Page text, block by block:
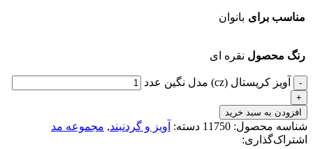
مناسب برای بانوان
رنگ محصول نقره ای
آویز کریستال (cz) مدل نگین عدد
افزودن به سبد خرید
شناسه محصول: 11750 دسته: آویز و گردنبند, مجموعه مد
اشتراک‌گذاری: